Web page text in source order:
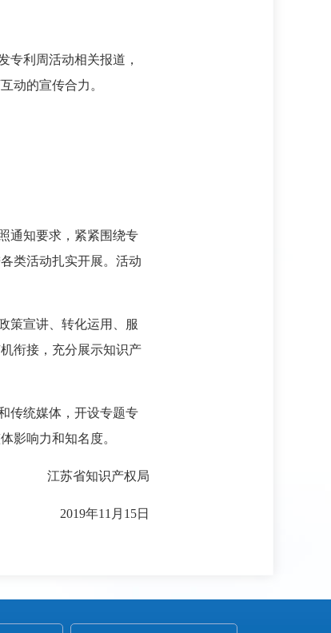
利周活动相关报道，
动的宣传合力。
通知要求，紧紧围绕专
类活动扎实开展。活动
策宣讲、转化运用、服
衔接，充分展示知识产
传统媒体，开设专题专
影响力和知名度。
江苏省知识产权局
2019年11月15日